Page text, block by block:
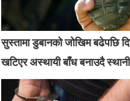
सुस्तामा डुबानको जोखिम बढेपछि
खटिएर अस्थायी बाँध बनाउदै